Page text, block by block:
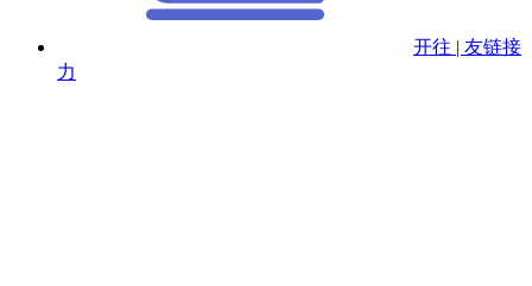
开往 | 友链接
力